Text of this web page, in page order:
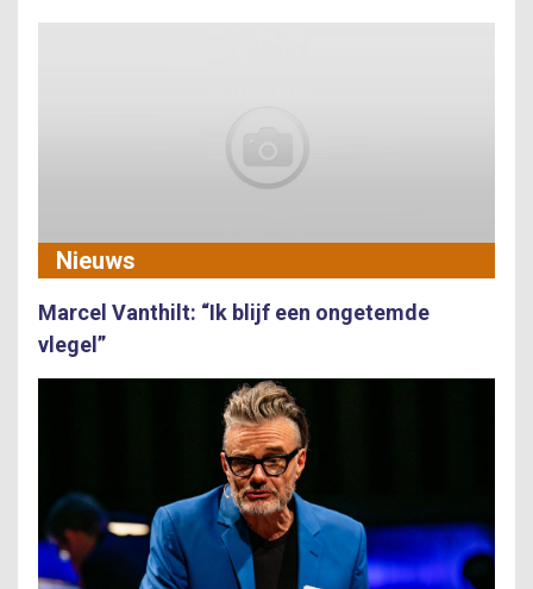
Nieuws
Marcel Vanthilt: “Ik blijf een ongetemde
vlegel”